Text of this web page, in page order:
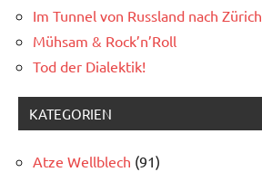
Im Tunnel von Russland nach Zürich
Mühsam & Rock’n’Roll
Tod der Dialektik!
KATEGORIEN
Atze Wellblech (91)